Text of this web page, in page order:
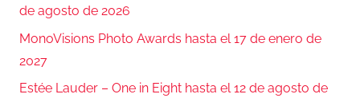
de agosto de 2026
MonoVisions Photo Awards hasta el 17 de enero de
2027
Estée Lauder – One in Eight hasta el 12 de agosto de